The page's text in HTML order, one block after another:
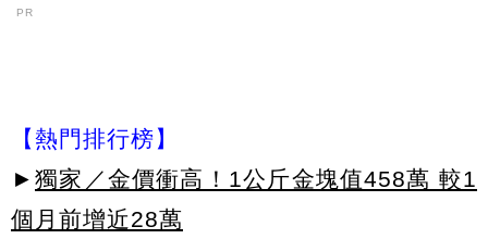
PR
【熱門排行榜】
► 獨家／金價衝高！1公斤金塊值458萬 較1
個月前增近28萬